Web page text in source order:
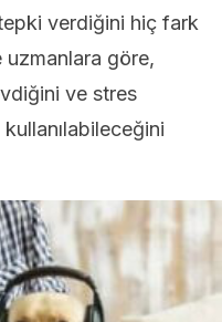
verdiğini hiç fark
uzmanlara göre,
ve stres